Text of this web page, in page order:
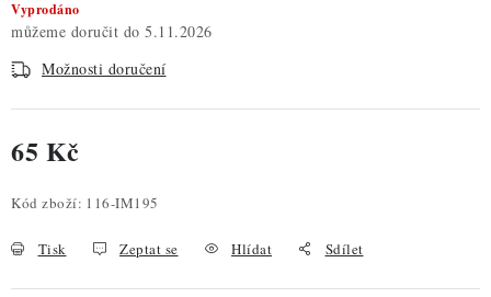
Nepřevzetí zásilky na dobírku
Vyprodáno
5.11.2026
Možnosti doručení
65 Kč
Kód zboží: 116-IM195
Tisk Zeptat se Hlídat Sdílet